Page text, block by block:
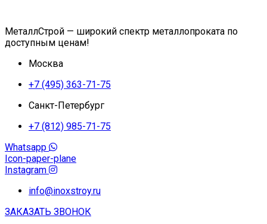
МеталлСтрой — широкий спектр металлопроката по
доступным ценам!
Москва
+7 (495) 363-71-75
Санкт-Петербург
+7 (812) 985-71-75
Whatsapp
Icon-paper-plane
Instagram
info@inoxstroy.ru
ЗАКАЗАТЬ ЗВОНОК